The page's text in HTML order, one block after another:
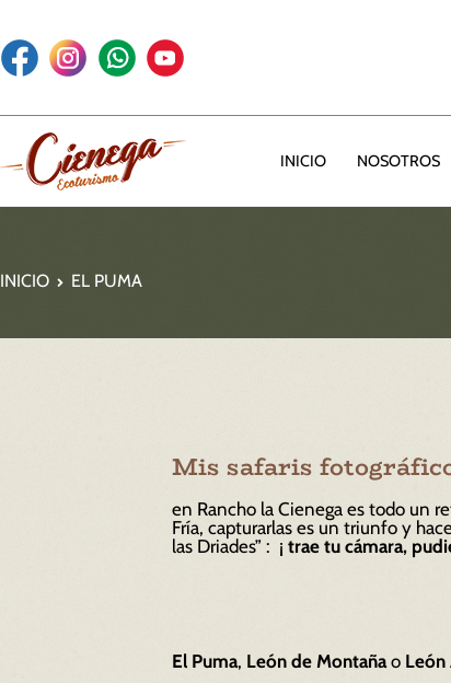
Rancho la Cienega – Ecoturismo
INICIO NOSOTROS
INICIO EL PUMA
Mis safaris
en Rancho la Cienega es todo un
Fría, capturarlas es un triunfo y
las Driades” : ¡ trae tu cámara,
El Puma, León de Montañao León